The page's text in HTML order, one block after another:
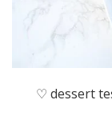
♡ dessert